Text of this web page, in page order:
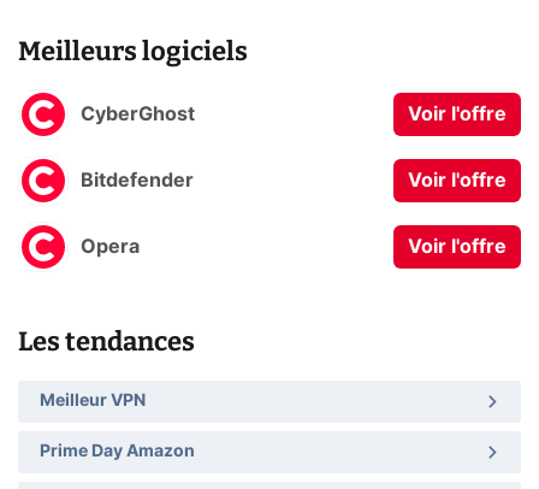
Meilleurs logiciels
CyberGhost Voir l'offre
Bitdefender Voir l'offre
Opera Voir l'offre
Les tendances
Meilleur VPN
Prime Day Amazon